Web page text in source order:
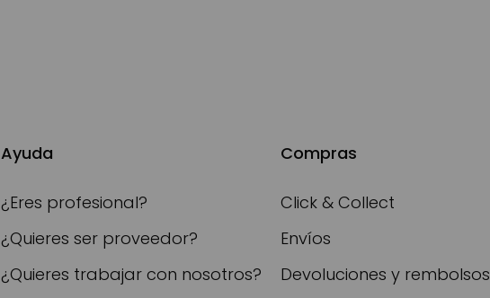
Ayuda
¿Eres profesional?
¿Quieres ser proveedor?
¿Quieres trabajar con nosotros?
Compras
Click & Collect
Envíos
Devoluciones y rembolsos